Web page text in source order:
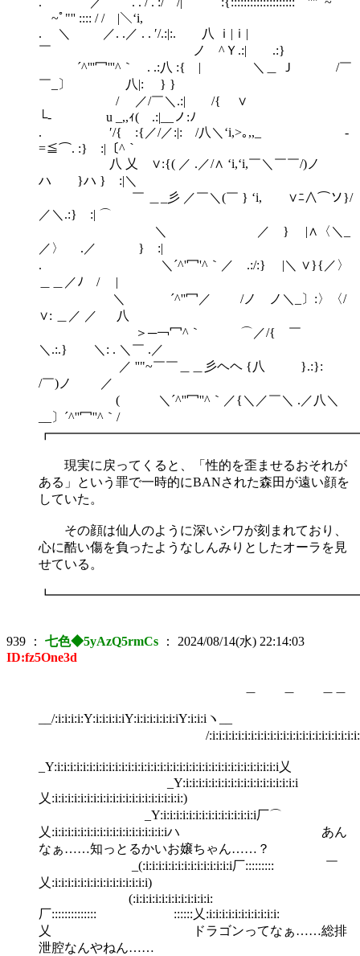
￣~ﾟ"'' :::: / / |＼‘i,
. ＼ ／. .／ . . ′/.:|:. 八 ｉ|ｉ|
￣ ノ ^Ｙ.:| .:}
´^'''冖'''^｀ . .:八 :{ | ＼＿ Ｊ /￣
￣_〕 八|: } }
/ ／/￣＼.:| /{ ∨
└‐ u _,,ｨ( .:|__ノ:ﾉ
. ′/{ :{／/／:|: /八＼‘i,>｡,,_ -
=≦⌒. :} :|〔^｀
八 乂 ∨:{( ／ .／/∧ ‘i,‘i,￣＼￣￣/)ノ
ハ }ハ } :|＼
￣ ＿_彡 ／￣＼(￣ } ‘i, ∨ﾆ∧⌒ソ}/
／＼.:} :| ⌒
＼ ／ } |∧〈＼_
／〉 .／ } :|
. ＼´^'冖'^｀／ .:/:} |＼ ∨}{／〉
＿＿／ﾉ / |
＼ ´^''冖／ /ノ ノ＼_〕:〉〈/
∨: ＿／ ／ 八
＞─￢冖^｀ ⌒／/{ ￣
＼.:.} ＼: . ＼￣ .／
／ ''"~￣￣＿＿彡ヘヘ {八 }.:}:
/￣)ノ ／
( ＼´^''冖''^｀／{＼／￣＼ .／八＼
__〕´^''冖''^｀/
現実に戻ってくると、「性的を歪ませるおそれが
ある」という罪で一時的にBANされた森田が遠い顔を
していた。
その顔は仙人のように深いシワが刻まれており、
心に酷い傷を負ったようなしんみりとしたオーラを見
せている。
939 ： 七色◆5yAzQ5rmCs ： 2024/08/14(水) 22:14:03
ID:fz5One3d
__/:i:i:i:i:Y:i:i:i:i:iY:i:i:i:i:i:i:iY:i:i:iヽ__
/
_Y:i:i:i:i:i:i:i:i:i:i:i:i:i:i:i:i:i:i:i:i:i:i:i:i:i:i:i:i:i:i:i:i:i:i:i乂
_Y:i:i:i:i:i:i:i:i:i:i:i:i:i:i:i:i:i:i
乂:i:i:i:i:i:i:i:i:i:i:i:i:i:i:i:i:i:i:i:i:)
_Y:i:i:i:i:i:i:i:i:i:i:i:i:i:i:i厂⌒
乂:i:i:i:i:i:i:i:i:i:i:i:i:i:i:i:i:i:iハ あん
なぁ……知っとるかいお嬢ちゃん……？
_(:i:i:i:i:i:i:i:i:i:i:i:i:i:i厂::::::::: ￣
乂:i:i:i:i:i:i:i:i:i:i:i:i:i:i:i)
(:i:i:i:i:i:i:i:i:i:i:i:i:
厂:::::::::::::: ::::::乂:i:i:i:i:i:i:i:i:i:i:i:
乂 ドラゴンってなぁ……総排
泄腔なんやねん……